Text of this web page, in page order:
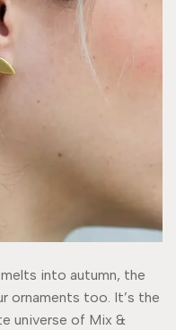
into autumn, the
ornaments too. It’s the
universe of Mix &